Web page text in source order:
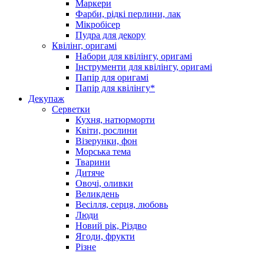
Маркери
Фарби, рідкі перлини, лак
Мікробісер
Пудра для декору
Квілінг, оригамі
Набори для квілінгу, оригамі
Інструменти для квілінгу, оригамі
Папір для оригамі
Папір для квілінгу*
Декупаж
Серветки
Кухня, натюрморти
Квіти, рослини
Візерунки, фон
Морська тема
Тварини
Дитяче
Овочі, оливки
Великдень
Весілля, серця, любовь
Люди
Новий рік, Різдво
Ягоди, фрукти
Різне